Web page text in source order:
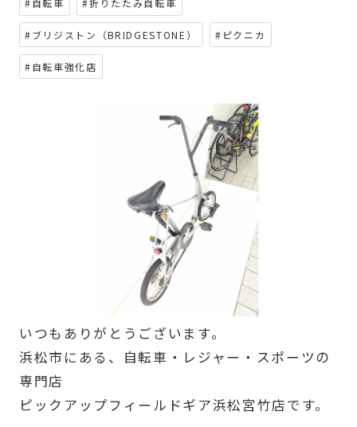
#自転車 #折りたたみ自転車
#ブリジストン（BRIDGESTONE） #ピクニカ
#自転車強化店
いつもありがとうございます。
浜松市にある、自転車・レジャー・スポーツの
専門店
ピックアップフィールドギア浜松宮竹店です。